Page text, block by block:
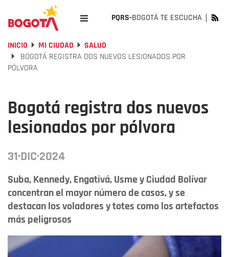
PQRS-BOGOTÁ TE ESCUCHA
INICIO MI CIUDAD
SALUD
BOGOTÁ REGISTRA DOS NUEVOS LESIONADOS POR
PÓLVORA
Bogotá registra dos nuevos
lesionados por pólvora
31·DIC·2024
Suba, Kennedy, Engativá, Usme y Ciudad Bolívar
concentran el mayor número de casos, y se
destacan los voladores y totes como los artefactos
más peligrosos